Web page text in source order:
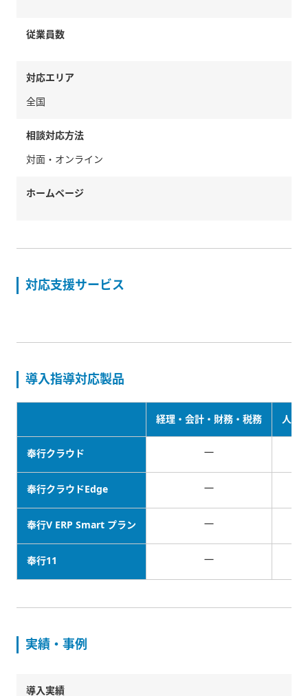
従業員数
対応エリア
全国
相談対応方法
対面・オンライン
ホームページ
対応支援サービス
導入指導対応製品
経理・会計・財務・税務 人事
奉行クラウド －
奉行クラウドEdge －
奉行V ERP Smart プラン －
奉行11 －
実績・事例
導入実績